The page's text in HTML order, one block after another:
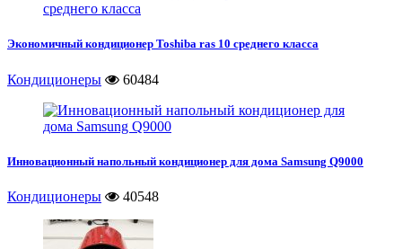
Экономичный кондиционер Toshiba ras 10 среднего класса
Кондиционеры 60484
Инновационный напольный кондиционер для дома Samsung Q9000
Кондиционеры 40548